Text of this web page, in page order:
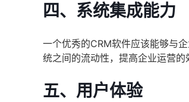
四、系统集成能力
一个优秀的CRM软件应该能够与
统之间的流动性，提高企业运营的
五、用户体验